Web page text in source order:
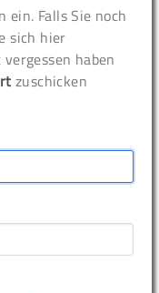
ein. Falls Sie noch
sich hier
haben
zuschicken